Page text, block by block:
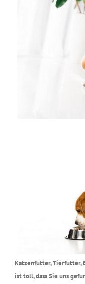
Katzenfutter, Tierfutter,
ist toll, dass Sie uns